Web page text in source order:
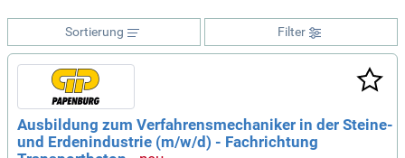
Filter
Sortierung
Ausbildung zum Verfahrensmechaniker in der Steine-
und Erdenindustrie (m/w/d) - Fachrichtung